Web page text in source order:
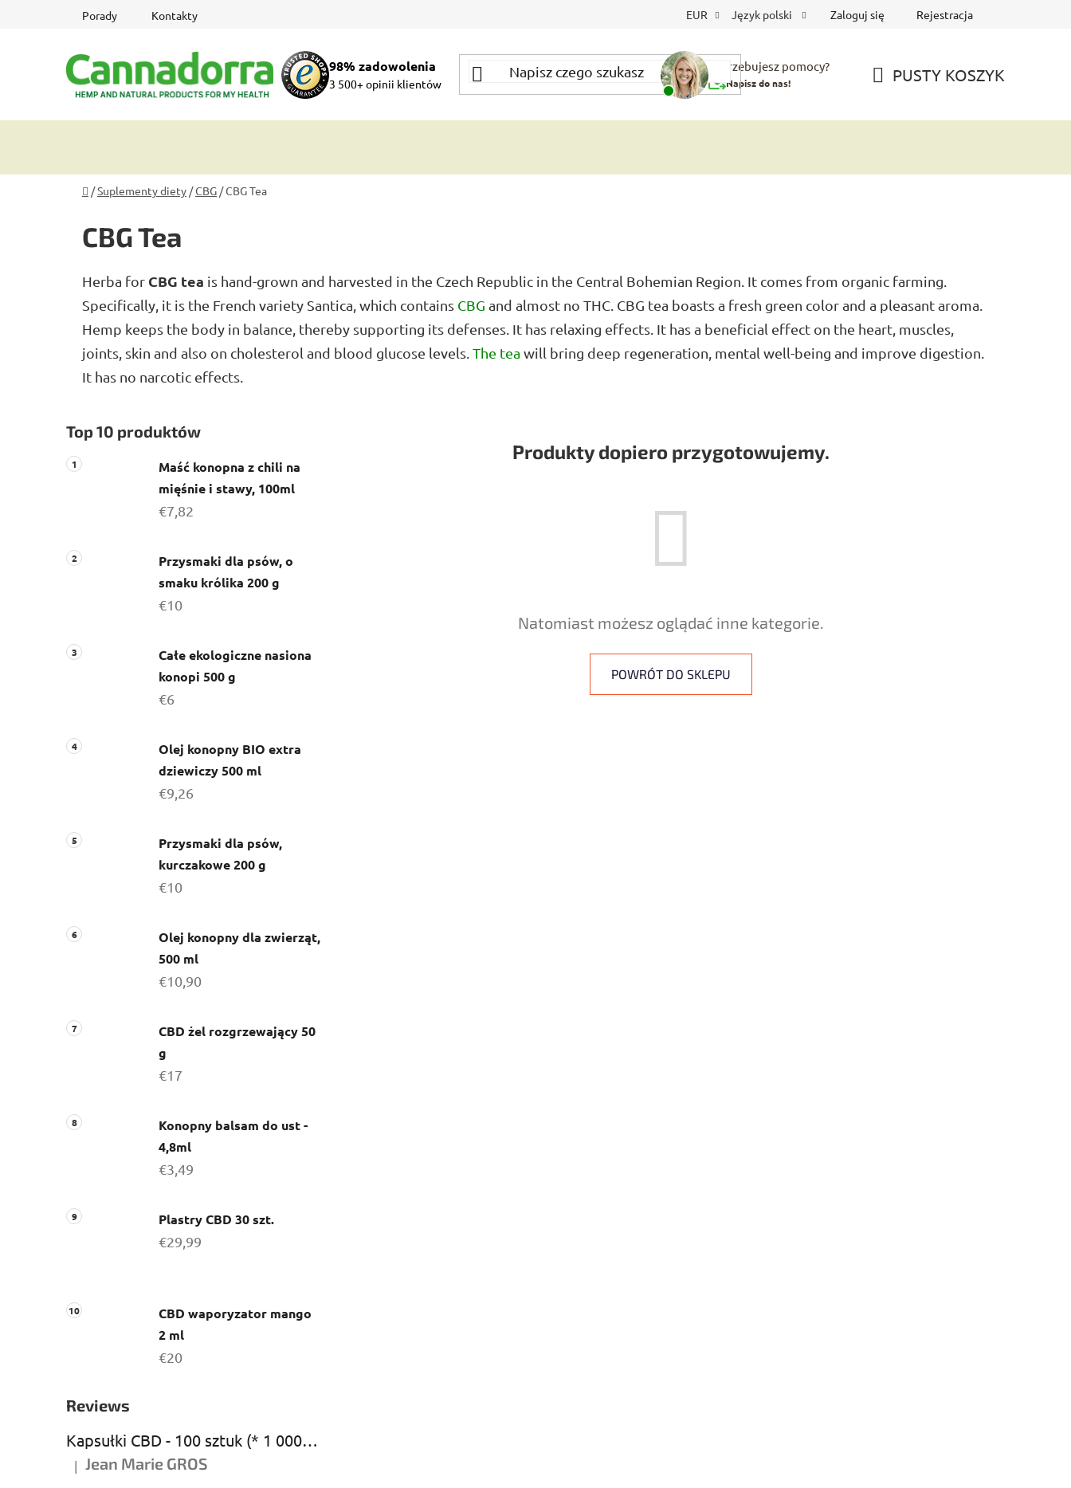
Porady Kontakty EUR Język polski Zaloguj się Rejestracja
98% zadowolenia
3 500+ opinii klientów
Potrzebujesz pomocy?
Napisz do nas! PUSTY KOSZYK
Home
/Suplementy diety /CBG /CBG Tea
CBG Tea
Herba for CBG tea is hand-grown and harvested in the Czech Republic in the Central Bohemian Region. It comes from organic farming.
Specifically, it is the French variety Santica, which contains CBG and almost no THC. CBG tea boasts a fresh green color and a pleasant aroma.
Hemp keeps the body in balance, thereby supporting its defenses. It has relaxing effects. It has a beneficial effect on the heart, muscles,
joints, skin and also on cholesterol and blood glucose levels. The tea will bring deep regeneration, mental well-being and improve digestion.
It has no narcotic effects.
a
s
e
c
Top 10 produktów
Maść konopna z chili na
mięśnie i stawy, 100ml
€7,82
Przysmaki dla psów, o
smaku królika 200 g
€10
Całe ekologiczne nasiona
konopi 500 g
€6
Olej konopny BIO extra
dziewiczy 500 ml
€9,26
Przysmaki dla psów,
kurczakowe 200 g
€10
Olej konopny dla zwierząt,
500 ml
€10,90
CBD żel rozgrzewający 50
g
€17
Konopny balsam do ust -
4,8ml
€3,49
Plastry CBD 30 szt.
€29,99
CBD waporyzator mango
2 ml
€20
Reviews
Kapsułki CBD - 100 sztuk (* 1 000 mg CBD)
Ocena produktu to 5 na 5 gwiazdek.
| Jean Marie GROS
Produkty dopiero przygotowujemy.
Natomiast możesz oglądać inne kategorie.
POWRÓT DO SKLEPU